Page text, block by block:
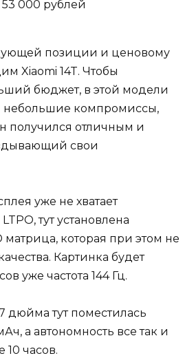
53 000 рублей
позиции и ценовому
Xiaomi 14T. Чтобы
бюджет, в этой модели
небольшие компромиссы,
получился отличным и
свои
уже не хватает
тут установлена
матрица, которая при этом не
Картинка будет
уже частота 144 Гц.
дюйма тут поместилась
а автономность все так и
10 часов.